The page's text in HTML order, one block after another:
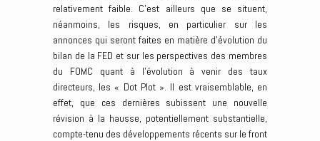
relativement faible. C’est ailleurs que se situent,
néanmoins, les risques, en particulier sur les
annonces qui seront faites en matière d’évolution du
bilan de la FED et sur les perspectives des membres
du FOMC quant à l’évolution à venir des taux
directeurs, les « Dot Plot ». Il est vraisemblable, en
effet, que ces dernières subissent une nouvelle
révision à la hausse, potentiellement substantielle,
compte-tenu des développements récents sur le front